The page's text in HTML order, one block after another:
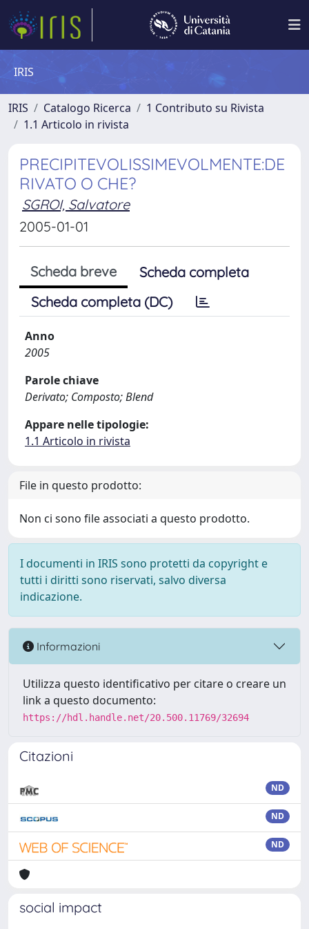
IRIS
IRIS Catalogo Ricerca
1 Contributo su Rivista
1.1 Articolo in rivista
PRECIPITEVOLISSIMEVOLMENTE:DE
RIVATO O CHE?
SGROI, Salvatore
2005-01-01
Scheda breve
Scheda completa
Scheda completa (DC)
Anno
2005
Parole chiave
Derivato; Composto; Blend
Appare nelle tipologie:
1.1 Articolo in rivista
File in questo prodotto:
Non ci sono file associati a questo prodotto.
I documenti in IRIS sono protetti da copyright e
tutti i diritti sono riservati, salvo diversa
indicazione.
Informazioni
Utilizza questo identificativo per citare o creare un
link a questo documento:
https://hdl.handle.net/20.500.11769/32694
Citazioni
ND
ND
ND
social impact